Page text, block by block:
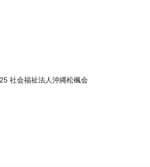
去及び第三者への提供の停止を行うこと
社会福祉法人沖縄松楓会